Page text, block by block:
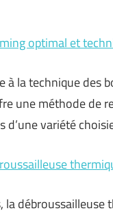
optimal et
à la technique des
une méthode de
d’une variété